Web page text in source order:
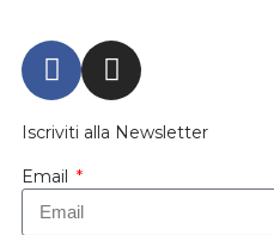
Iscriviti alla Newsletter
Email